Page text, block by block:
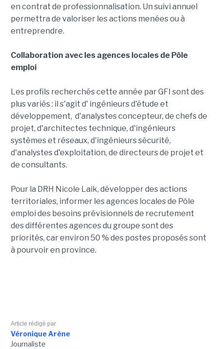
en contrat de professionnalisation. Un suivi annuel
permettra de valoriser les actions menées ou à
entreprendre.
Collaboration avec les agences locales de Pôle
emploi
Les profils recherchés cette année par GFI sont des
plus variés : il s'agit d' ingénieurs d'étude et
développement, d'analystes concepteur, de chefs de
projet, d'architectes technique, d'ingénieurs
systèmes et réseaux, d'ingénieurs sécurité,
d'analystes d'exploitation, de directeurs de projet et
de consultants.
Pour la DRH Nicole Laik, développer des actions
territoriales, informer les agences locales de Pôle
emploi des besoins prévisionnels de recrutement
des différentes agences du groupe sont des
priorités, car environ 50 % des postes proposés sont
à pourvoir en province.
Article rédigé par
Véronique Arène
Journaliste